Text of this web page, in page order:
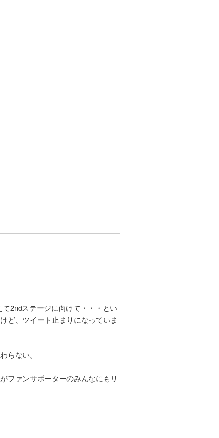
2ndステージに向けて・・・とい
ど、ツイート止まりになっていま
らない。
ファンサポーターのみんなにもリ